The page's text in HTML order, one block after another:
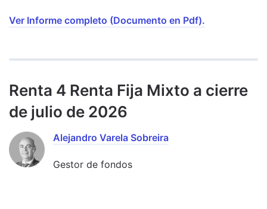
Ver Informe completo (Documento en Pdf).
Renta 4 Renta Fija Mixto a cierre
de julio de 2026
Alejandro Varela Sobreira
Gestor de fondos